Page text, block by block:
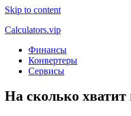
Skip to content
Calculators.vip
Финансы
Конвертеры
Сервисы
На сколько